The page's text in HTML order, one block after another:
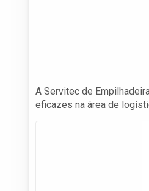
A Servitec de
eficazes na área de